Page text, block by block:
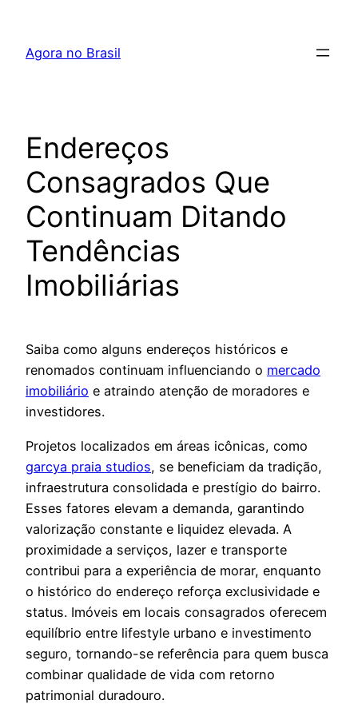
Agora no Brasil
Endereços
Consagrados Que
Continuam Ditando
Tendências
Imobiliárias
Saiba como alguns endereços históricos e
renomados continuam influenciando o mercado
imobiliário e atraindo atenção de moradores e
investidores.
Projetos localizados em áreas icônicas, como
garcya praia studios, se beneficiam da tradição,
infraestrutura consolidada e prestígio do bairro.
Esses fatores elevam a demanda, garantindo
valorização constante e liquidez elevada. A
proximidade a serviços, lazer e transporte
contribui para a experiência de morar, enquanto
o histórico do endereço reforça exclusividade e
status. Imóveis em locais consagrados oferecem
equilíbrio entre lifestyle urbano e investimento
seguro, tornando-se referência para quem busca
combinar qualidade de vida com retorno
patrimonial duradouro.